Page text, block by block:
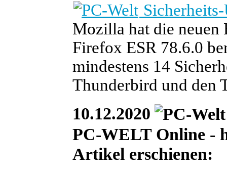
Mozilla hat die neuen
Firefox ESR 78.6.0
mindestens 14
Thunderbird und den
10.12.2020
PC-WELT Online -
Artikel erschienen: